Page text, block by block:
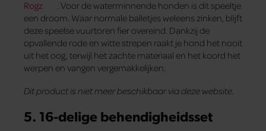
Rogz
. Voor de waterminnende honden is dit speeltje
een droom. Waar normale balletjes weleens zinken, blijft
deze speelse vuurtoren fier overeind. Dankzij de
opvallende rode en witte strepen raakt je hond het nooit
uit het oog, terwijl het zachte materiaal en het koord het
werpen en vangen vergemakkelijken.
Dit product is niet meer beschikbaar via deze website.
5. 16-delige behendigheidsset